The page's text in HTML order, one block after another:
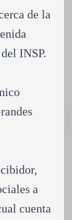
de la
INSP.
a
cuenta